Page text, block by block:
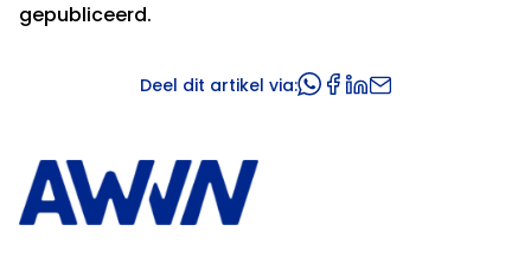
gepubliceerd.
Deel dit artikel via: